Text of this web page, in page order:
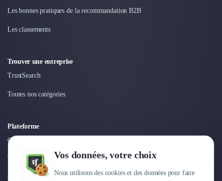
Vos données, votre choix
Nous utilisons des cookies et des données pour faire
Les bonnes pratiques de la recommandation B2B
Les classements
Trouver une entreprise
TrustSearch
Toutes nos catégories
Plateforme
Connexion
Tarifs
Centre d'aide